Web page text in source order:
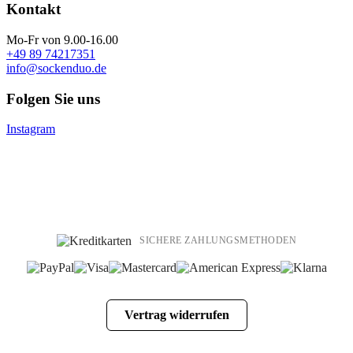
Kontakt
Mo-Fr von 9.00-16.00
+49 89 74217351
info@sockenduo.de
Folgen Sie uns
Instagram
SICHERE ZAHLUNGSMETHODEN
Vertrag widerrufen